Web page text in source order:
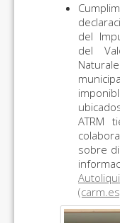
del
del
ATRM
sobre